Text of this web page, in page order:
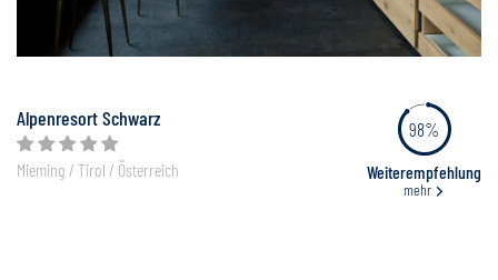
Alpenresort Schwarz
Mieming / Tirol / Österreich
98%
Weiterempfehlung
mehr